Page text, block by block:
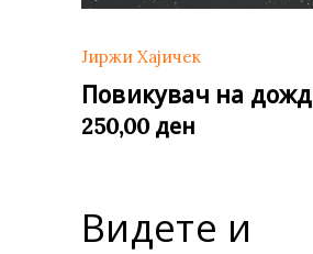
Јиржи Хајичек
Повикувач на дожд
250,00 ден
Видете и